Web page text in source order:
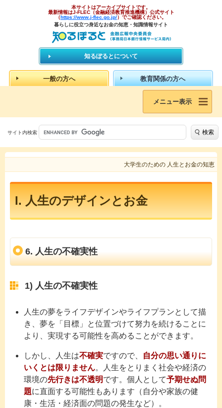
本サイトはアーカイブサイトです。
最新情報はJ-FLEC（金融経済教育推進機構）公式サイト
（https://www.j-flec.go.jp/）でご確認ください。
暮らしに役立つ身近なお金の知恵・知識情報サイト
知るぽるとについて
一般の方へ 教育関係の方へ
メニュー表示
サイト内検索 検索
大学生のための 人生とお金の知恵
I. 人生のデザインとお金
6. 人生の不確実性
1) 人生の不確実性
人生の夢をライフデザインやライフプランとして描
き、夢を「目標」と位置づけて努力を続けることに
より、実現する可能性を高めることができます。
しかし、人生は不確実ですので、
自分の思い通りに
いくとは限りません。人生をとりまく社会や経済の
環境の先行きは不透明です。個人として予期せぬ問
題に直面する可能性もあります（自分や家族の健
康・生活・経済面の問題の発生など）。